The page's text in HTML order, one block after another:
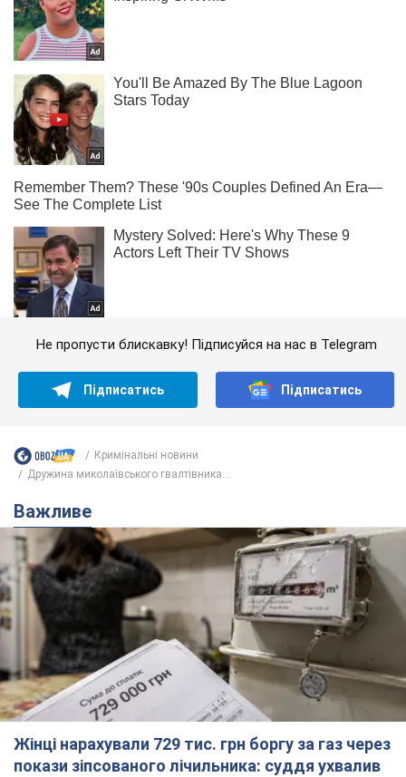
Не пропусти блискавку! Підписуйся на нас в Telegram
Підписатись Підписатись
Кримінальні новини
Дружина миколаївського гвалтівника...
Важливе
Жінці нарахували 729 тис. грн боргу за газ через
покази зіпсованого лічильника: суддя ухвалив